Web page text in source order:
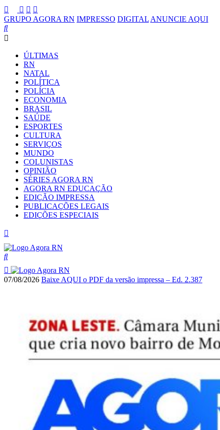
GRUPO AGORA RN IMPRESSO DIGITAL ANUNCIE AQUI
ÚLTIMAS
RN
NATAL
POLÍTICA
POLÍCIA
ECONOMIA
BRASIL
SAÚDE
ESPORTES
CULTURA
SERVIÇOS
MUNDO
COLUNISTAS
OPINIÃO
SÉRIES AGORA RN
AGORA RN EDUCAÇÃO
EDIÇÃO IMPRESSA
PUBLICAÇÕES LEGAIS
EDIÇÕES ESPECIAIS
07/08/2026 Baixe AQUI o PDF da versão impressa – Ed. 2.387